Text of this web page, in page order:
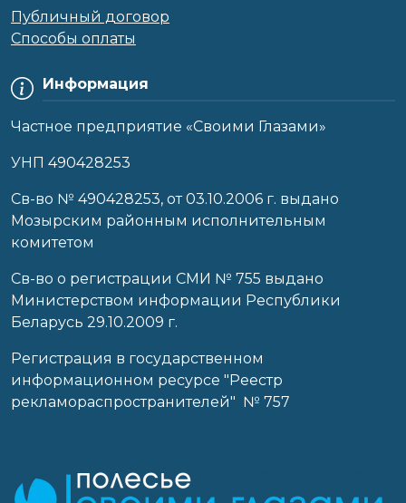
Информация
Частное предприятие «Своими Глазами»
УНП 490428253
Cв-во № 490428253, от 03.10.2006 г. выдано
Мозырским районным исполнительным
комитетом
Св-во о регистрации СМИ № 755 выдано
Министерством информации Республики
Беларусь 29.10.2009 г.
Регистрация в государственном
информационном ресурсе "Реестр
рекламораспространителей" № 757
Публичный договор
Способы оплаты